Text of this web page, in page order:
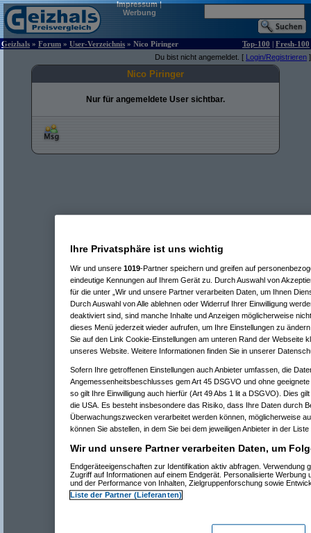
Impressum|
Werbung
Geizhals » Forum » User-Verzeichnis » Nico Piringer Top-100 | Fresh-100
Du bist nicht angemeldet. [ Login/Registrieren ]
Nico Piringer
Nur für angemeldete User sichtbar.
Ihre Privatsphäre ist uns wichtig
Wir und unsere 1019-Partner speichern und greifen auf
eindeutige Kennungen auf Ihrem Gerät zu. Durch Auswahl von
für die unter „Wir und unsere Partner verarbeiten Daten, um Ihnen
Durch Auswahl von Alle ablehnen oder Widerruf Ihrer Einwilligung
deaktiviert sind, sind manche Inhalte und Anzeigen möglicherweise
dieses Menü jederzeit wieder aufrufen, um Ihre Einstellungen zu
Sie auf den Link Cookie-Einstellungen am unteren Rand der Webseite
unseres Website. Weitere Informationen finden Sie in unserer
Sofern Ihre getroffenen Einstellungen auch Anbieter umfassen, die
Angemessenheitsbeschlusses gem Art 45 DSGVO und ohne
so gilt Ihre Einwilligung auch hierfür (Art 49 Abs 1 lit a DSGVO). Dies
die USA. Es besteht insbesondere das Risiko, dass Ihre Daten durch
Überwachungszwecken verarbeitet werden können, möglicherweise
können Sie abstellen, in dem Sie bei dem jeweiligen Anbieter in der
Wir und unsere Partner verarbeiten Daten, um
Endgeräteeigenschaften zur Identifikation aktiv abfragen. Verwendung
Zugriff auf Informationen auf einem Endgerät. Personalisierte Werbung
und der Performance von Inhalten, Zielgruppenforschung sowie
Liste der Partner (Lieferanten)